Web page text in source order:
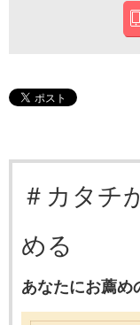
＃カタチ
める
あなたにお薦め